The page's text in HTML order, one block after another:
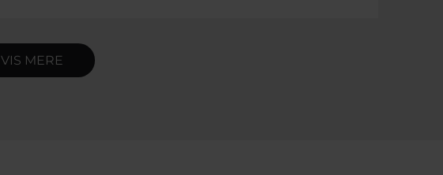
VIS MERE